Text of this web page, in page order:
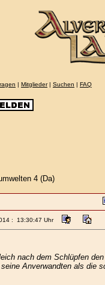
| Mitglieder| Suchen | FAQ
4 (Da)
: 13:30:47 Uhr
nach dem Schlüpfen
Anverwandten als die